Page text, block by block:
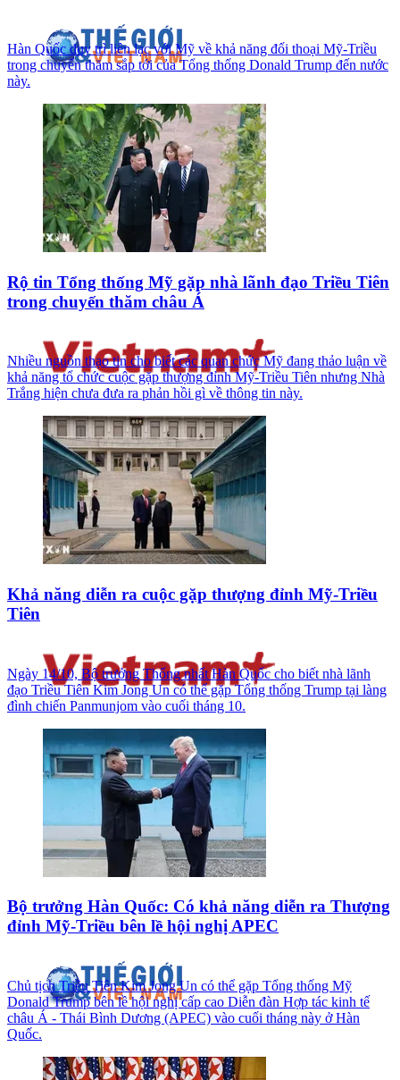
Hàn Quốc duy trì liên lạc với Mỹ về khả năng đối thoại Mỹ-Triều
trong chuyến thăm sắp tới của Tổng thống Donald Trump đến nước
này.
Rộ tin Tổng thống Mỹ gặp nhà lãnh đạo Triều Tiên
trong chuyến thăm châu Á
Nhiều nguồn thạo tin cho biết các quan chức Mỹ đang thảo luận về
khả năng tổ chức cuộc gặp thượng đỉnh Mỹ-Triều Tiên nhưng Nhà
Trắng hiện chưa đưa ra phản hồi gì về thông tin này.
Khả năng diễn ra cuộc gặp thượng đỉnh Mỹ-Triều
Tiên
Ngày 14/10, Bộ trưởng Thống nhất Hàn Quốc cho biết nhà lãnh
đạo Triều Tiên Kim Jong Un có thể gặp Tổng thống Trump tại làng
đình chiến Panmunjom vào cuối tháng 10.
Bộ trưởng Hàn Quốc: Có khả năng diễn ra Thượng
đỉnh Mỹ-Triều bên lề hội nghị APEC
Chủ tịch Triều Tiên Kim Jong Un có thể gặp Tổng thống Mỹ
Donald Trump bên lề hội nghị cấp cao Diễn đàn Hợp tác kinh tế
châu Á - Thái Bình Dương (APEC) vào cuối tháng này ở Hàn
Quốc.